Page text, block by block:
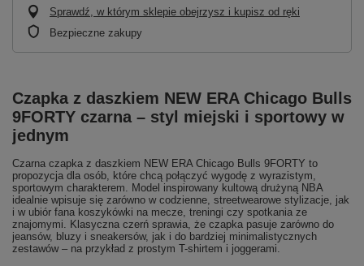
Sprawdź, w którym sklepie obejrzysz i kupisz od ręki
Bezpieczne zakupy
Czapka z daszkiem NEW ERA Chicago Bulls
9FORTY czarna – styl miejski i sportowy w
jednym
Czarna czapka z daszkiem NEW ERA Chicago Bulls 9FORTY to
propozycja dla osób, które chcą połączyć wygodę z wyrazistym,
sportowym charakterem. Model inspirowany kultową drużyną NBA
idealnie wpisuje się zarówno w codzienne, streetwearowe stylizacje, jak
i w ubiór fana koszykówki na mecze, treningi czy spotkania ze
znajomymi. Klasyczna czerń sprawia, że czapka pasuje zarówno do
jeansów, bluzy i sneakersów, jak i do bardziej minimalistycznych
zestawów – na przykład z prostym T-shirtem i joggerami.